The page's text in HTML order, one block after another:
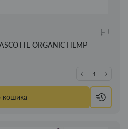
ORGANIC HEMP
кошика